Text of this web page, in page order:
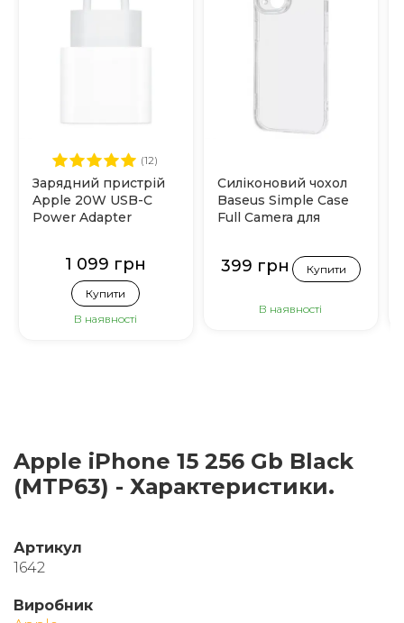
(12)
Зарядний пристрій
Apple 20W USB-C
Power Adapter
1 099 грн
Купити
В наявності
Силіконовий чохол
Baseus Simple Case
Full Camera для
399 грн Купити
В наявності
Apple iPhone 15 256 Gb Black
(MTP63) - Характеристики.
Артикул
1642
Виробник